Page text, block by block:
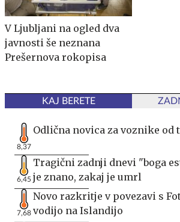
V Ljubljani na ogled dva
javnosti še neznana
Prešernova rokopisa
KAJ BERETE
8,37
Odlična novica za voznike od
6,45
Tragični zadnji dnevi "boga
je znano, zakaj je umrl
7,68
Novo razkritje v povezavi s
vodijo na Islandijo